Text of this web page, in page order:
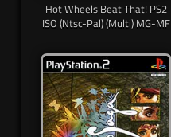
Hot Wheels Beat That! PS2
ISO (Ntsc-Pal) (Multi) MG-MF